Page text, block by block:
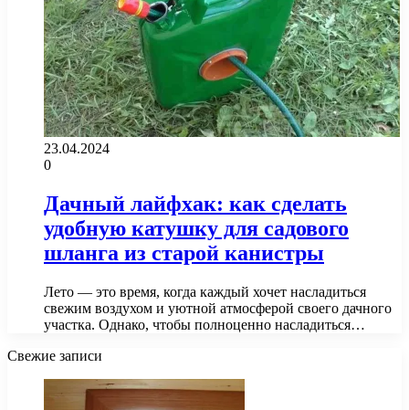
23.04.2024
0
Дачный лайфхак: как сделать
удобную катушку для садового
шланга из старой канистры
Лето — это время, когда каждый хочет насладиться
свежим воздухом и уютной атмосферой своего дачного
участка. Однако, чтобы полноценно насладиться…
Свежие записи